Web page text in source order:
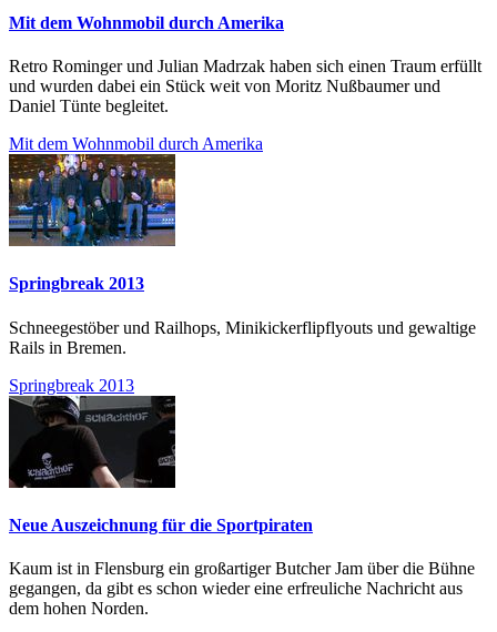
Mit dem Wohnmobil durch Amerika
Retro Rominger und Julian Madrzak haben sich einen Traum erfüllt
und wurden dabei ein Stück weit von Moritz Nußbaumer und
Daniel Tünte begleitet.
Mit dem Wohnmobil durch Amerika
Springbreak 2013
Schneegestöber und Railhops, Minikickerflipflyouts und gewaltige
Rails in Bremen.
Springbreak 2013
Neue Auszeichnung für die Sportpiraten
Kaum ist in Flensburg ein großartiger Butcher Jam über die Bühne
gegangen, da gibt es schon wieder eine erfreuliche Nachricht aus
dem hohen Norden.